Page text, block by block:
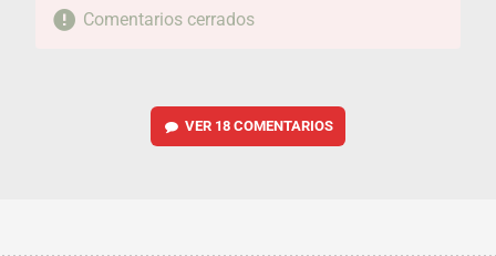
Comentarios cerrados
VER 18 COMENTARIOS